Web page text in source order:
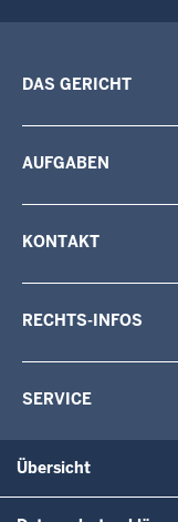
DAS GERICHT
AUFGABEN
KONTAKT
RECHTS-INFOS
SERVICE
Übersicht